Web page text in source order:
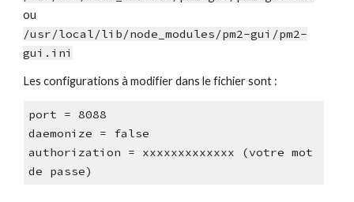
ou
/usr/local/lib/node_modules/pm2-gui/pm2-
gui.ini
Les configurations à modifier dans le fichier sont :
port = 8088
daemonize = false
authorization = xxxxxxxxxxxxx (votre mot
de passe)